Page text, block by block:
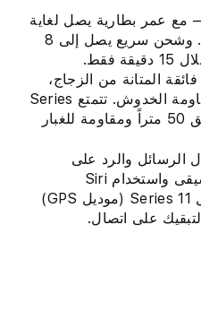
مع عمر بطارية يصل لغاية
24 ساعة من الاستخدام العادي. وشحن سريع يصل إلى 8
المتانة من الزجاج،
أقوى 2x من Series 10 في مقاومة الخدوش. تتمتع Series
11 أيضاً بمقاومة للماء لغاية عمق 50 متراً ومقاومة للغبار
والرد على
المكالمات والاستماع إلى الموسيقى واستخدام Siri
والحصول على الإشعارات. تعمل Series 11 (موديل GPS)